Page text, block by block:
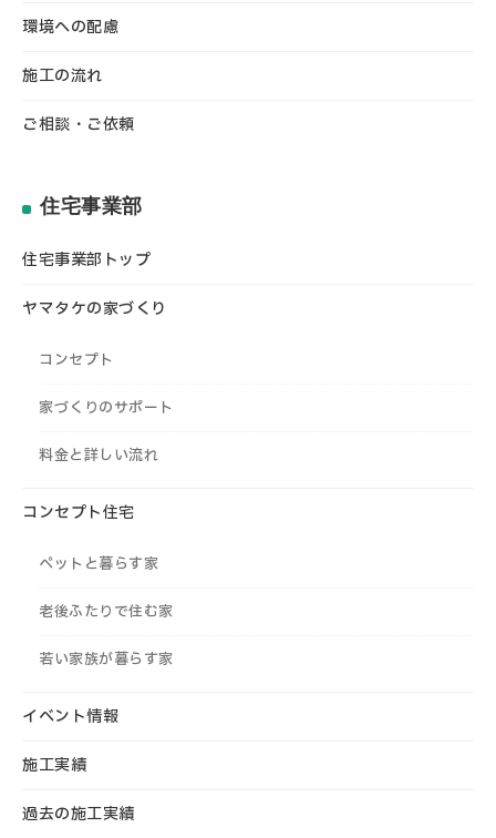
環境への配慮
施工の流れ
ご相談・ご依頼
住宅事業部
住宅事業部トップ
ヤマタケの家づくり
コンセプト
家づくりのサポート
料金と詳しい流れ
コンセプト住宅
ペットと暮らす家
老後ふたりで住む家
若い家族が暮らす家
イベント情報
施工実績
過去の施工実績